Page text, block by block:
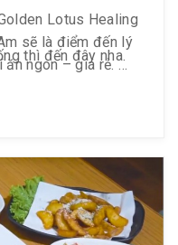
thì đến đây nha.
Lotus Healing
sẽ là điểm đến lý
ăn ngon – giá rẻ.
hợp giữa món ăn
ăn thịnh soạn, trọn